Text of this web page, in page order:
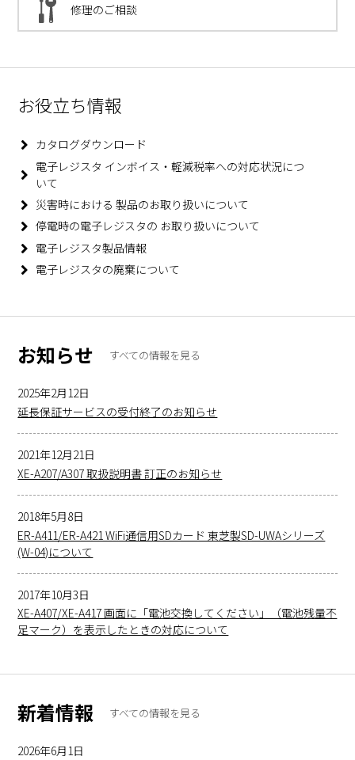
修理のご相談
お役立ち情報
カタログダウンロード
電子レジスタ インボイス・軽減税率への対応状況につ
いて
災害時における 製品のお取り扱いについて
停電時の電子レジスタの お取り扱いについて
電子レジスタ製品情報
電子レジスタの廃棄について
お知らせ すべての情報を見る
2025年2月12日
延長保証サービスの受付終了のお知らせ
2021年12月21日
XE-A207/A307 取扱説明書 訂正のお知らせ
2018年5月8日
ER-A411/ER-A421 WiFi通信用SDカード 東芝製SD-UWAシリーズ
(W-04)について
2017年10月3日
XE-A407/XE-A417 画面に「電池交換してください」（電池残量不
足マーク）を表示したときの対応について
新着情報 すべての情報を見る
2026年6月1日